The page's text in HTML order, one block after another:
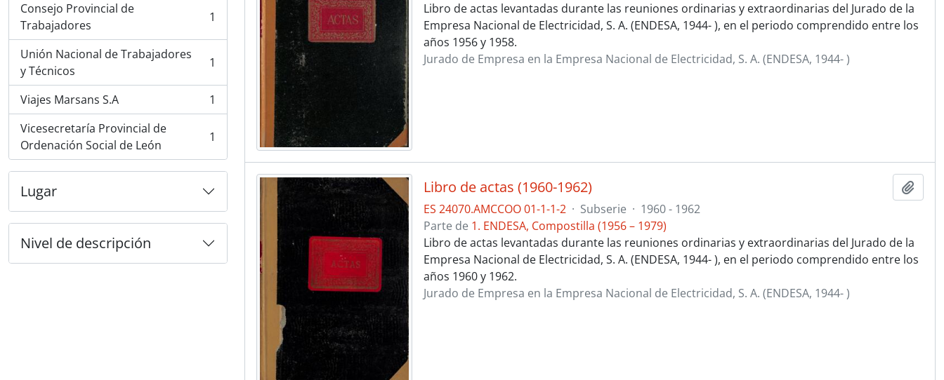
Consejo Provincial de
Trabajadores
, 1 resultados 1
Unión Nacional de Trabajadores
y Técnicos
, 1 resultados 1
Viajes Marsans S.A
, 1 resultados
1
Vicesecretaría Provincial de
Ordenación Social de León
, 1 resultados 1
Lugar
Nivel de descripción
Libro de actas levantadas durante las reuniones ordinarias y extraordinarias del Jurado de la
Empresa Nacional de Electricidad, S. A. (ENDESA, 1944- ), en el periodo comprendido entre los
años 1956 y 1958.
Jurado de Empresa en la Empresa Nacional de Electricidad, S. A. (ENDESA, 1944- )
Libro de actas (1960-1962)
ES 24070.AMCCOO 01-1-1-2 · Subserie · 1960 - 1962
Parte de 1. ENDESA, Compostilla (1956 – 1979)
Libro de actas levantadas durante las reuniones ordinarias y extraordinarias del Jurado de la
Empresa Nacional de Electricidad, S. A. (ENDESA, 1944- ), en el periodo comprendido entre los
años 1960 y 1962.
Jurado de Empresa en la Empresa Nacional de Electricidad, S. A. (ENDESA, 1944- )